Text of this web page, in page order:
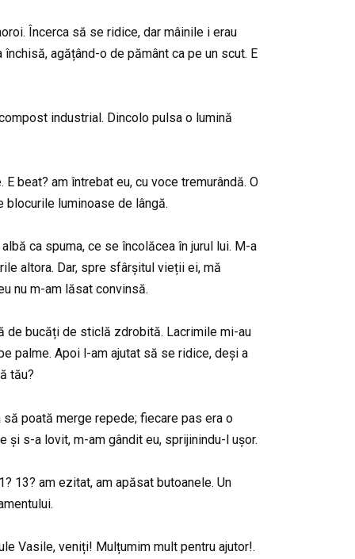
Încerca să se ridice, dar mâinile i erau
agățând-o de pământ ca pe un scut. E
industrial. Dincolo pulsa o lumină
beat? am întrebat eu, cu voce tremurândă. O
luminoase de lângă.
ca spuma, ce se încolăcea în jurul lui. M-a
altora. Dar, spre sfârșitul vieții ei, mă
nu m-am lăsat convinsă.
de bucăți de sticlă zdrobită. Lacrimile mi-au
palme. Apoi l-am ajutat să se ridice, deși a
tău?
poată merge repede; fiecare pas era o
s-a lovit, m-am gândit eu, sprijinindu-l ușor.
13? am ezitat, am apăsat butoanele. Un
Vasile, veniți! Mulțumim mult pentru ajutor!.